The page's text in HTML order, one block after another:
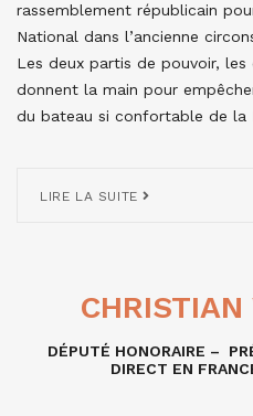
rassemblement républicain
National dans l’ancienne
Les deux partis de pouvoir,
donnent la main pour
du bateau si confortable de la
LIRE LA SUITE
DÉPUTÉ HONORAIRE –
DIRECT EN